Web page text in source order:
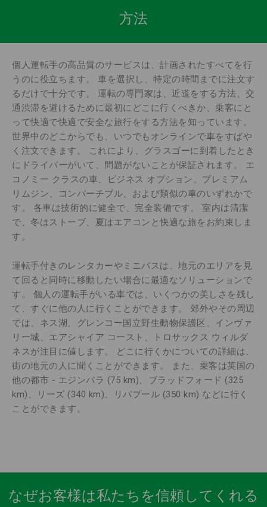
方法
個人運転手の高品質のサービスは、計画されたすべてを行
うのに役立ちます。 車を選択し、特定の時間までに注文す
るだけで十分です。 運転の専門家は、近道をする方法、交
通渋滞を避けるために最初にどこに行くべきか、乗客にと
って快適で快適で安全な旅行をする方法を知っています。
世界中のどこからでも、いつでもオンラインで車をすばや
く注文できます。 これにより、グラスゴーに到着したとき
にドライバーがいて、問題がないことが保証されます。 エ
コノミー クラスの車、ビジネス オプション、プレミアム
リムジン、コンバーチブル、および類似の車のいずれかで
す。 各車は技術的に健全で、完全装備です。 室内は清潔
で、冬はストーブ、夏はエアコンと快適な旅をお約束しま
す。
運転手付きのレンタカーやミニバスは、地元のエリアを見
て回ると同時に移動したい場合に最適なソリューションで
す。 個人の運転手がいる車では、いくつかの美しさを残し
て、すぐに他の人に行くことができます。 郊外やその周辺
では、ネス湖、グレンコー国立野生動物保護区、インヴァ
リー城、エアシャイア コースト、トロサックス ウィルダ
ネスが注目に値します。 どこに行くかについての詳細は、
街の地元の人に聞くことができます。 また、乗客は英国の
他の都市 - エジンバラ (75 km)、ブラッドフォード (325
km)、リーズ (340 km)、リバプール (350 km) などに行く
ことができます。
なぜお客様は私たちを信頼してくれる